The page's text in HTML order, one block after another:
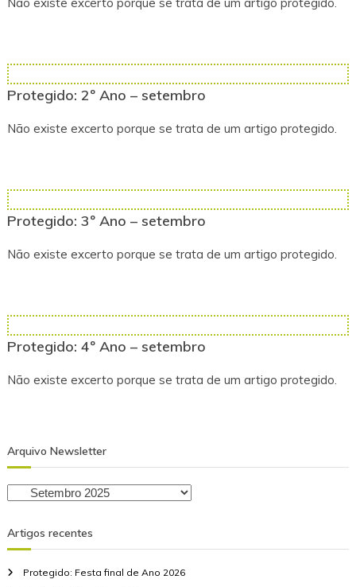
Protegido: 2º Ano – setembro
Não existe excerto porque se trata de um artigo protegido.
Protegido: 3º Ano – setembro
Não existe excerto porque se trata de um artigo protegido.
Protegido: 4º Ano – setembro
Não existe excerto porque se trata de um artigo protegido.
Arquivo Newsletter
q
v
Artigos recentes
Protegido: Festa final de Ano 2026